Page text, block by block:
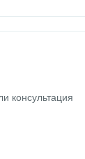
консультация